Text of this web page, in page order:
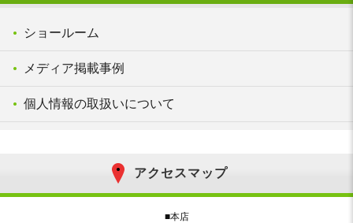
ショールーム
メディア掲載事例
個人情報の取扱いについて
アクセスマップ
■本店